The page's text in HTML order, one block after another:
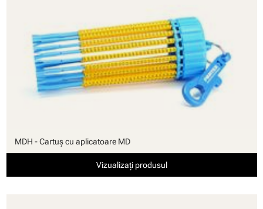
MDH - Cartuş cu aplicatoare MD
Vizualizați produsul